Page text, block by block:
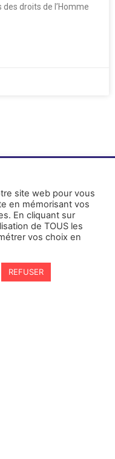
droits de l’Homme
site web pour vous
en mémorisant vos
En cliquant sur
de TOUS les
vos choix en
REFUSER